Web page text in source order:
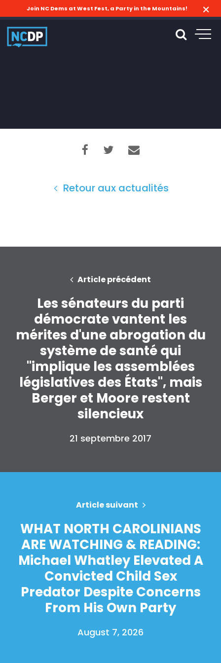
Join NC Dems at West Fest, a Party in the Mountains!
Retour aux actualités
Article précédent
Les sénateurs du parti
démocrate vantent les
mérites d'une abrogation du
système de santé qui
"implique les assemblées
législatives des États", mais
Berger et Moore restent
silencieux
21 septembre 2017
Article suivant
WHAT NORTH CAROLINIANS
ARE WATCHING & READING:
Michael Whatley Elevated A
Convicted Child Sex
Predator Despite Concerns
From His Own Party
August 7, 2026